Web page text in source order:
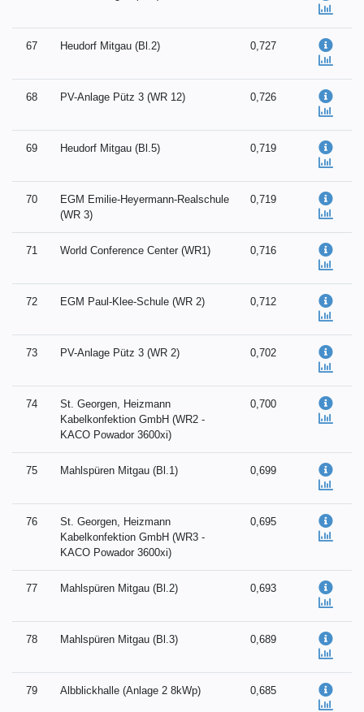
67 Heudorf Mitgau (Bl.2) 0,727
68 PV-Anlage Pütz 3 (WR 12) 0,726
69 Heudorf Mitgau (Bl.5) 0,719
70
EGM Emilie-Heyermann-Realschule
(WR 3)
0,719
71 World Conference Center (WR1) 0,716
72 EGM Paul-Klee-Schule (WR 2) 0,712
73 PV-Anlage Pütz 3 (WR 2) 0,702
74
St. Georgen, Heizmann
Kabelkonfektion GmbH (WR2 -
KACO Powador 3600xi)
0,700
75 Mahlspüren Mitgau (Bl.1) 0,699
76
St. Georgen, Heizmann
Kabelkonfektion GmbH (WR3 -
KACO Powador 3600xi)
0,695
77 Mahlspüren Mitgau (Bl.2) 0,693
78 Mahlspüren Mitgau (Bl.3) 0,689
79 Albblickhalle (Anlage 2 8kWp) 0,685